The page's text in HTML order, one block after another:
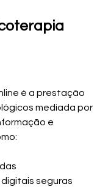
é a prestação
mediada por
e
seguras